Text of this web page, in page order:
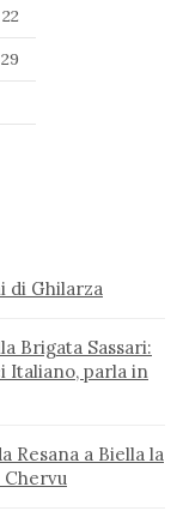
22
29
di Ghilarza
Brigata Sassari:
Italiano, parla in
Resana a Biella la